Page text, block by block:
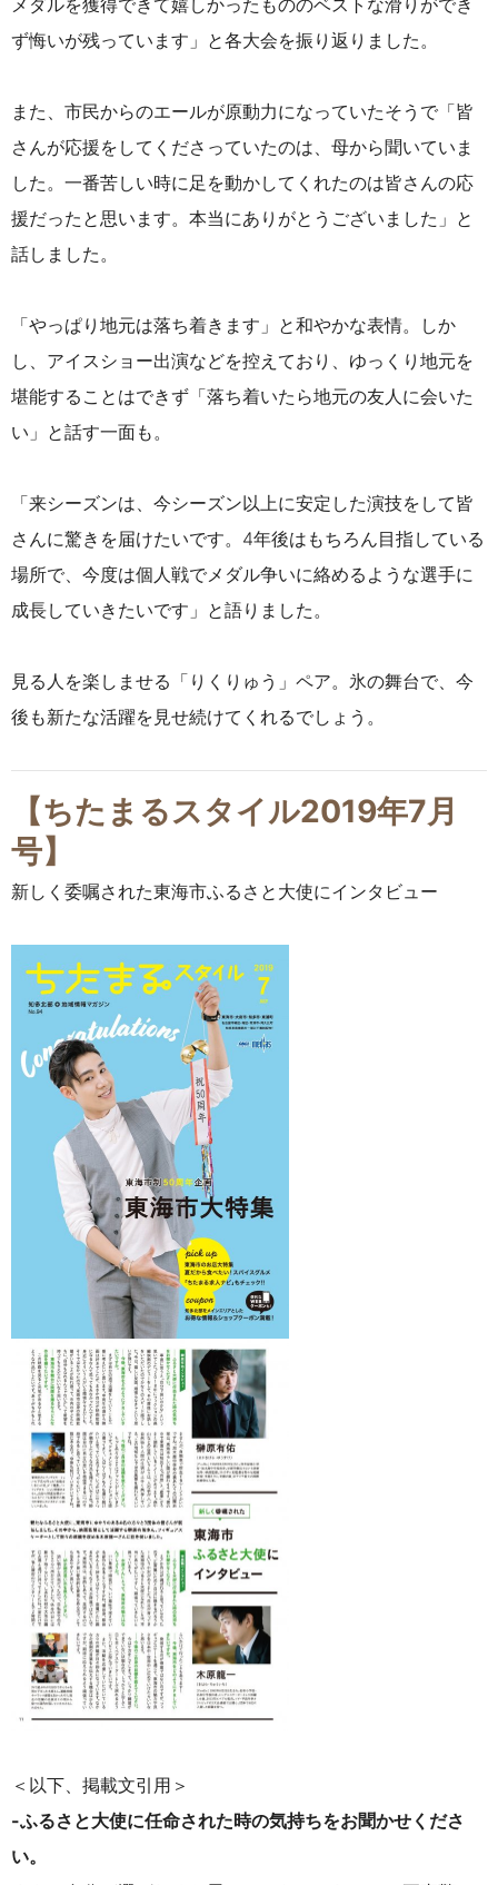
メダルを獲得できて嬉しかったもののベストな滑りができ
ず悔いが残っています」と各大会を振り返りました。
また、市民からのエールが原動力になっていたそうで「皆
さんが応援をしてくださっていたのは、母から聞いていま
した。一番苦しい時に足を動かしてくれたのは皆さんの応
援だったと思います。本当にありがとうございました」と
話しました。
「やっぱり地元は落ち着きます」と和やかな表情。しか
し、アイスショー出演などを控えており、ゆっくり地元を
堪能することはできず「落ち着いたら地元の友人に会いた
い」と話す一面も。
「来シーズンは、今シーズン以上に安定した演技をして皆
さんに驚きを届けたいです。4年後はもちろん目指している
場所で、今度は個人戦でメダル争いに絡めるような選手に
成長していきたいです」と語りました。
見る人を楽しませる「りくりゅう」ペア。氷の舞台で、今
後も新たな活躍を見せ続けてくれるでしょう。
【ちたまるスタイル2019年7月
号】
新しく委嘱された東海市ふるさと大使にインタビュー
＜以下、掲載文引用＞
-ふるさと大使に任命された時の気持ちをお聞かせくださ
い。